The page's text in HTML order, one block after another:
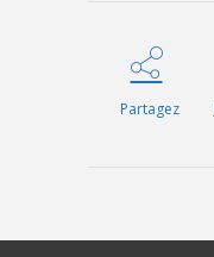
Partagez